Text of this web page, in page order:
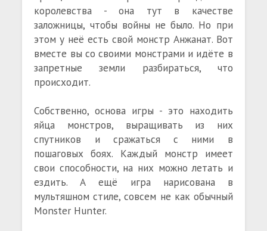
королевства - она тут в качестве
заложницы, чтобы войны не было. Но при
этом у неё есть свой монстр Анжанат. Вот
вместе вы со своими монстрами и идёте в
запретные земли разбираться, что
происходит.
Собственно, основа игры - это находить
яйца монстров, выращивать из них
спутников и сражаться с ними в
пошаговых боях. Каждый монстр имеет
свои способности, на них можно летать и
ездить. А ещё игра нарисована в
мультяшном стиле, совсем не как обычный
Monster Hunter.